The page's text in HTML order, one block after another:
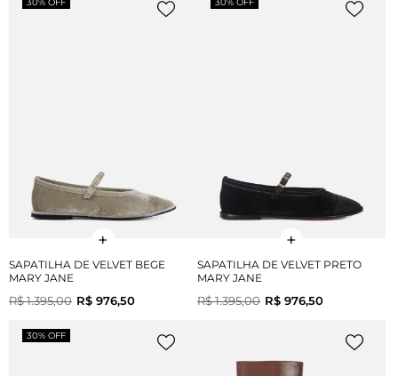
SAPATILHA DE VELVET BEGE
MARY JANE
R$ 1.395,00 R$ 976,50
SAPATILHA DE VELVET PRETO
MARY JANE
R$ 1.395,00 R$ 976,50
30% OFF